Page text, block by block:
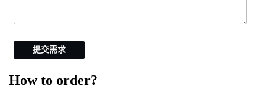
提交需求
How to order?